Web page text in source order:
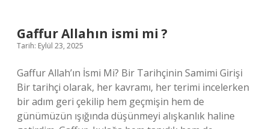
Gaffur Allahın ismi mi ?
Tarih: Eylül 23, 2025
Gaffur Allah’ın İsmi Mi? Bir Tarihçinin Samimi Girişi
Bir tarihçi olarak, her kavramı, her terimi incelerken
bir adım geri çekilip hem geçmişin hem de
günümüzün ışığında düşünmeyi alışkanlık haline